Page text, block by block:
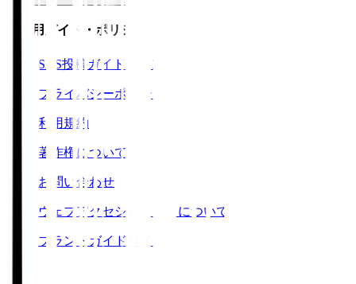
ご利用ガイド・ポリシー
SNS投稿ガイドライン
プライバシーポリシー
利用規約
著作権について
お問い合わせ
ウェブアクセシビリティについて
ブランドガイドライン